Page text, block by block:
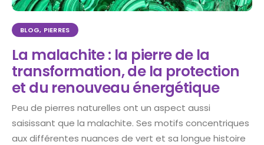
BLOG, PIERRES
La malachite : la pierre de la
transformation, de la protection
et du renouveau énergétique
Peu de pierres naturelles ont un aspect aussi
saisissant que la malachite. Ses motifs concentriques
aux différentes nuances de vert et sa longue histoire